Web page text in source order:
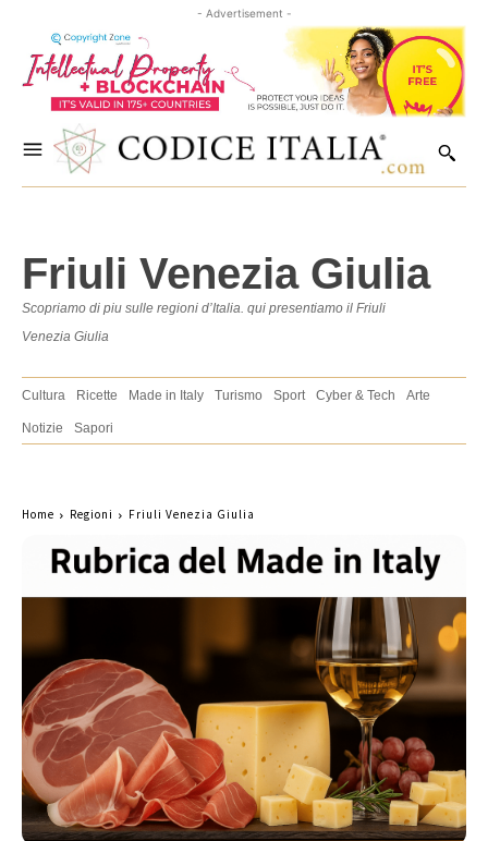
- Advertisement -
Friuli Venezia Giulia
Scopriamo di piu sulle regioni d’Italia. qui presentiamo il Friuli
Venezia Giulia
Cultura Ricette Made in Italy Turismo Sport Cyber & Tech Arte
Notizie Sapori
Home Regioni Friuli Venezia Giulia